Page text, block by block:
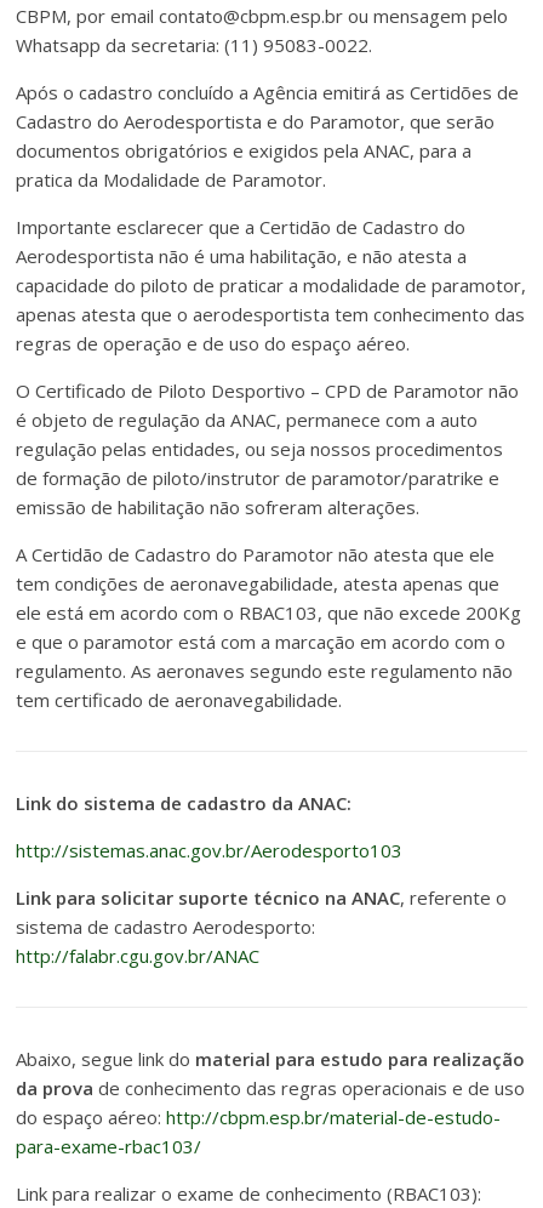
CBPM, por email contato@cbpm.esp.br ou mensagem pelo
Whatsapp da secretaria: (11) 95083-0022.
Após o cadastro concluído a Agência emitirá as Certidões de
Cadastro do Aerodesportista e do Paramotor, que serão
documentos obrigatórios e exigidos pela ANAC, para a
pratica da Modalidade de Paramotor.
Importante esclarecer que a Certidão de Cadastro do
Aerodesportista não é uma habilitação, e não atesta a
capacidade do piloto de praticar a modalidade de paramotor,
apenas atesta que o aerodesportista tem conhecimento das
regras de operação e de uso do espaço aéreo.
O Certificado de Piloto Desportivo – CPD de Paramotor não
é objeto de regulação da ANAC, permanece com a auto
regulação pelas entidades, ou seja nossos procedimentos
de formação de piloto/instrutor de paramotor/paratrike e
emissão de habilitação não sofreram alterações.
A Certidão de Cadastro do Paramotor não atesta que ele
tem condições de aeronavegabilidade, atesta apenas que
ele está em acordo com o RBAC103, que não excede 200Kg
e que o paramotor está com a marcação em acordo com o
regulamento. As aeronaves segundo este regulamento não
tem certificado de aeronavegabilidade.
Link do sistema de cadastro da ANAC:
http://sistemas.anac.gov.br/Aerodesporto103
Link para solicitar suporte técnico na ANAC, referente o
sistema de cadastro Aerodesporto:
http://falabr.cgu.gov.br/ANAC
Abaixo, segue link do material para estudo para realização
da prova de conhecimento das regras operacionais e de uso
do espaço aéreo:http://cbpm.esp.br/material-de-estudo-
para-exame-rbac103/
Link para realizar o exame de conhecimento (RBAC103):